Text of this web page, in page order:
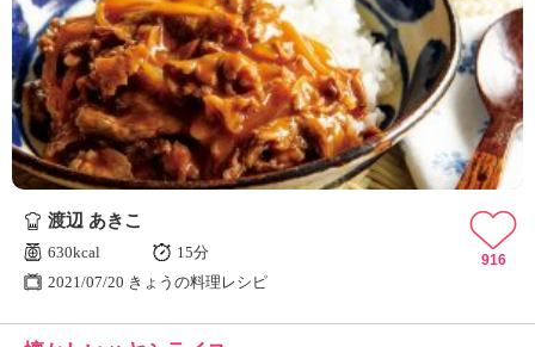
渡辺 あきこ
630kcal
15分
2021/07/20 きょうの料理レシピ
916